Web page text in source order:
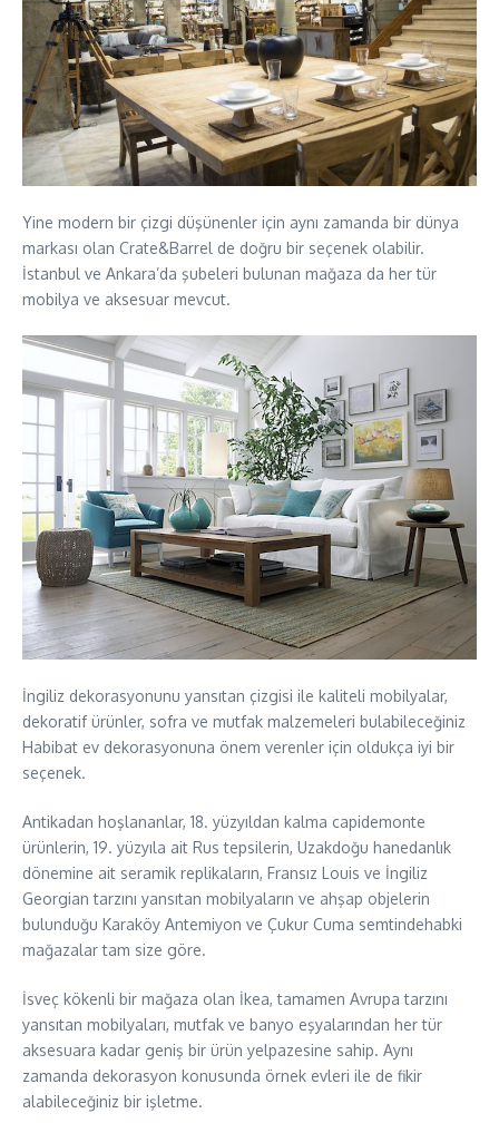
Yine modern bir çizgi düşünenler için aynı zamanda bir dünya
markası olan Crate&Barrel de doğru bir seçenek olabilir.
İstanbul ve Ankara’da şubeleri bulunan mağaza da her tür
mobilya ve aksesuar mevcut.
İngiliz dekorasyonunu yansıtan çizgisi ile kaliteli mobilyalar,
dekoratif ürünler, sofra ve mutfak malzemeleri bulabileceğiniz
Habibat ev dekorasyonuna önem verenler için oldukça iyi bir
seçenek.
Antikadan hoşlananlar, 18. yüzyıldan kalma capidemonte
ürünlerin, 19. yüzyıla ait Rus tepsilerin, Uzakdoğu hanedanlık
dönemine ait seramik replikaların, Fransız Louis ve İngiliz
Georgian tarzını yansıtan mobilyaların ve ahşap objelerin
bulunduğu Karaköy Antemiyon ve Çukur Cuma semtindehabki
mağazalar tam size göre.
İsveç kökenli bir mağaza olan İkea, tamamen Avrupa tarzını
yansıtan mobilyaları, mutfak ve banyo eşyalarından her tür
aksesuara kadar geniş bir ürün yelpazesine sahip. Aynı
zamanda dekorasyon konusunda örnek evleri ile de fikir
alabileceğiniz bir işletme.